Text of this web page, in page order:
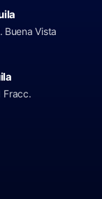
Buena Vista
Fracc.